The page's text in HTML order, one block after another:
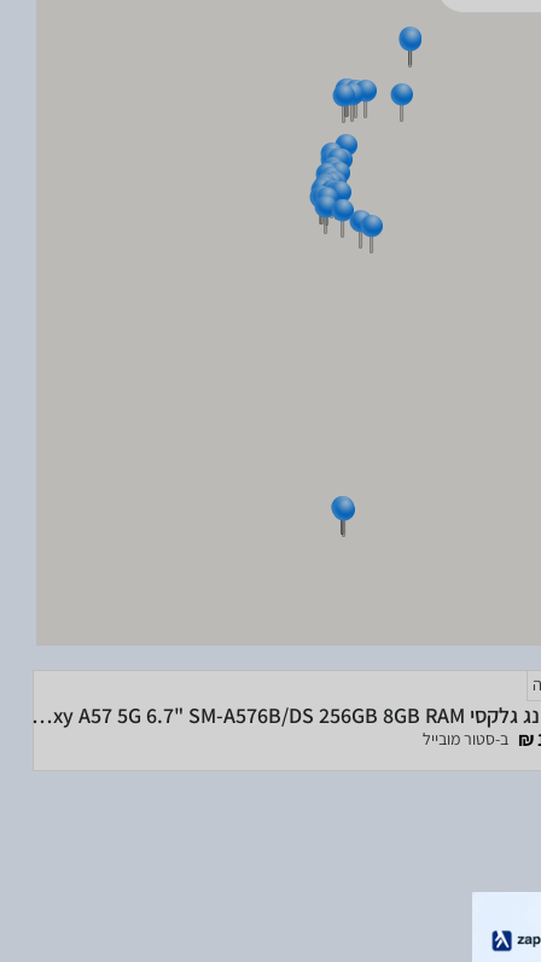
סמסונג גלקסי Samsung Galaxy A57 5G 6.7" SM-A576B/DS 256GB 8GB RAM
ב-סטור מובייל